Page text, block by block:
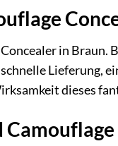
in
Lieferung,
dieses